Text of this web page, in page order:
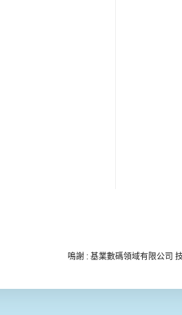
鳴謝 : 基業數碼領域有限公司